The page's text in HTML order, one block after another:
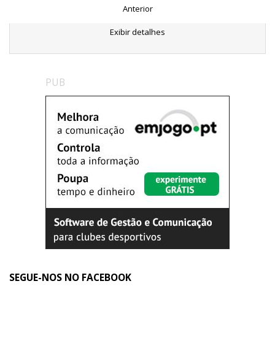
Anterior
Exibir detalhes
PUB
SEGUE-NOS NO FACEBOOK